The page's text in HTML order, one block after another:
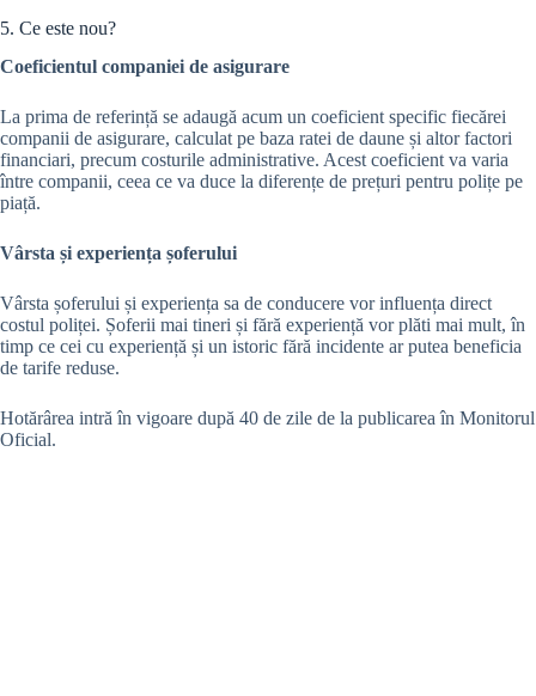
5. Ce este nou?
Coeficientul companiei de asigurare
La prima de referință se adaugă acum un coeficient specific fiecărei
companii de asigurare, calculat pe baza ratei de daune și altor factori
financiari, precum costurile administrative. Acest coeficient va varia
între companii, ceea ce va duce la diferențe de prețuri pentru polițe pe
piață.
Vârsta și experiența șoferului
Vârsta șoferului și experiența sa de conducere vor influența direct
costul poliței. Șoferii mai tineri și fără experiență vor plăti mai mult, în
timp ce cei cu experiență și un istoric fără incidente ar putea beneficia
de tarife reduse.
Hotărârea intră în vigoare după 40 de zile de la publicarea în Monitorul
Oficial.